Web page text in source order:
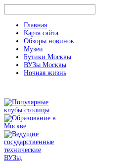
Главная
Карта сайта
Обзоры новинок
Музеи
Бутики Москвы
ВУЗы Москвы
Ночная жизнь